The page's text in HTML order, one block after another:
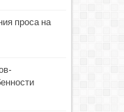
проса на